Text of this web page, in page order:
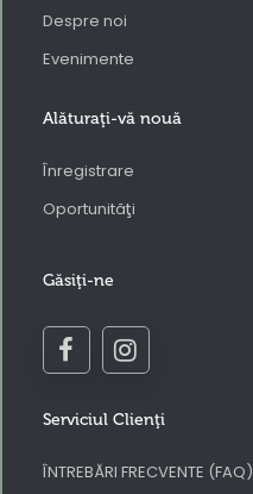
Despre noi
Evenimente
Alăturaţi-vă nouă
Înregistrare
Oportunităţi
Găsiţi-ne
Serviciul Clienţi
ÎNTREBĂRI FRECVENTE (FAQ)